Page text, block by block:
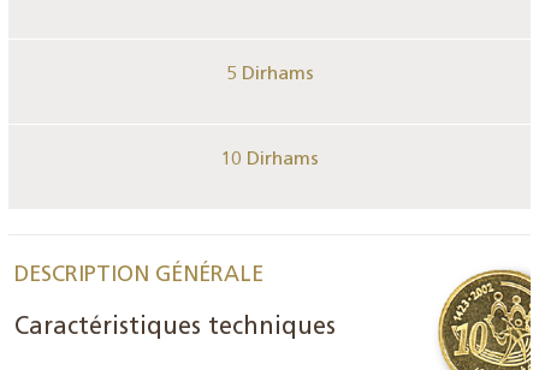
5 Dirhams
10 Dirhams
DESCRIPTION GÉNÉRALE
Caractéristiques techniques